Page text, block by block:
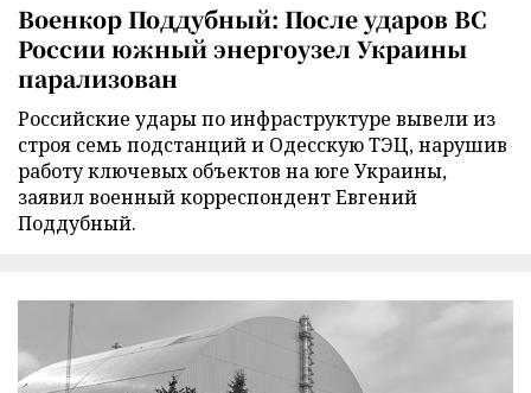
Военкор Поддубный: После ударов ВС
России южный энергоузел Украины
парализован
Российские удары по инфраструктуре вывели из
строя семь подстанций и Одесскую ТЭЦ, нарушив
работу ключевых объектов на юге Украины,
заявил военный корреспондент Евгений
Поддубный.